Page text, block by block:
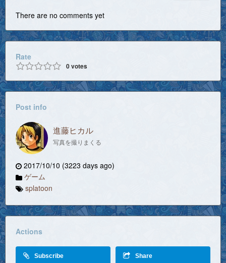
There are no comments yet
Rate
0votes
Post info
進藤ヒカル
写真を撮りまくる
2017/10/10 (3223 days ago)
ゲーム
splatoon
Actions
Subscribe Share